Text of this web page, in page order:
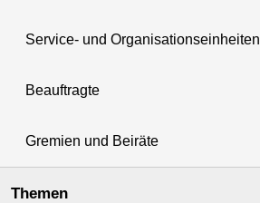
Service- und Organisationseinheiten
Beauftragte
Gremien und Beiräte
Themen